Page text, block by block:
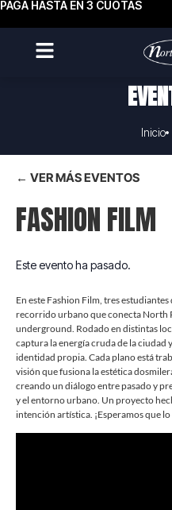
HASTA EN 3 CUOTAS
Inicio
← VER MÁS EVENTOS
FASHION FILM
Este evento ha pasado.
En este Fashion Film, tres
recorrido urbano que conecta North
underground. Rodado en distintas
captura la energía cruda de la ciudad
identidad propia. Cada plano está
visión que fusiona la estética
creando un diálogo entre pasado y
y el entorno urbano. Un proyecto
intención artística. ¡Esperamos que